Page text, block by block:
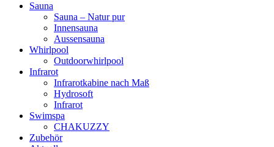
Sauna
Sauna – Natur pur
Innensauna
Aussensauna
Whirlpool
Outdoorwhirlpool
Infrarot
Infrarotkabine nach Maß
Hydrosoft
Infrarot
Swimspa
CHAKUZZY
Zubehör